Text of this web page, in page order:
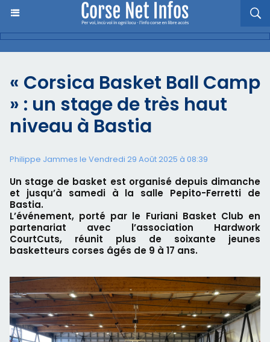
« Corsica Basket Ball Camp
» : un stage de très haut
niveau à Bastia
Philippe Jammes le Vendredi 29 Août 2025 à 08:39
Un stage de basket est organisé depuis dimanche
et jusqu’à samedi à la salle Pepito-Ferretti de
Bastia.
L’événement, porté par le Furiani Basket Club en
partenariat avec l’association Hardwork
CourtCuts, réunit plus de soixante jeunes
basketteurs corses âgés de 9 à 17 ans.